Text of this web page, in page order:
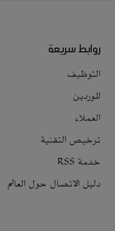
روابط سريعة
التوظيف
الموردين
العملاء
ترخيص التقنية
خدمة RSS
دليل الاتصال حول العالم